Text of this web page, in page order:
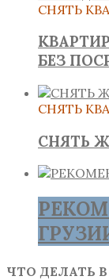
СНЯТЬ
БЕЗ
СНЯТЬ
СНЯТЬ
ЧТО ДЕЛАТЬ